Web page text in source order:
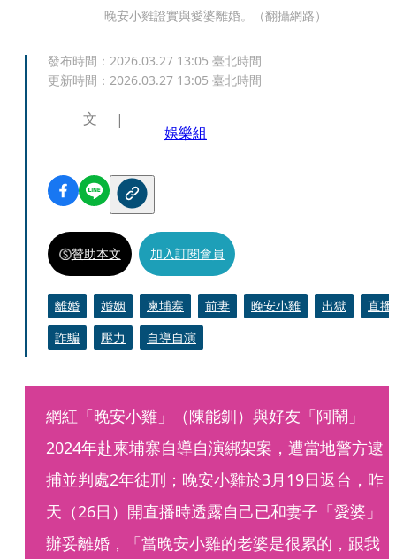
晚安小雞證實與愛婆離婚。（翻攝網路）
發布時間： 2026.03.27 13:05 臺北時間
更新時間： 2026.03.27 13:05 臺北時間
文
娛樂組
贊助本文 加入訂閱會員
離婚 婚姻 柬埔寨 前妻 晚安小雞 出獄
直播
詐騙
壓力 自導自演
網紅「晚安小雞」（陳能釧）與好友「阿鬧」
2024年赴柬埔寨自導自演綁架案，遭當地警方逮
捕並判處2年徒刑；晚安小雞於3月19日返台，昨
天（26日）開直播時透露自己已和妻子「愛婆」
辦妥離婚，「當晚安小雞的老婆是很累的，跟我